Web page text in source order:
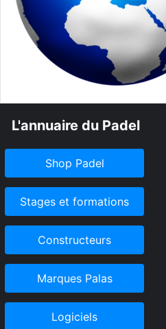
L'annuaire du Padel
Shop Padel
Stages et formations
Constructeurs
Marques Palas
Logiciels